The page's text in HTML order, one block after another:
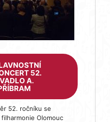
52.
A.
52. ročníku se
Olomouc